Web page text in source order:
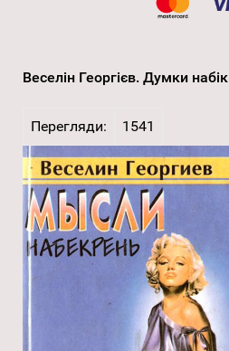
Веселін Георгієв. Думки набік
Перегляди: 1541